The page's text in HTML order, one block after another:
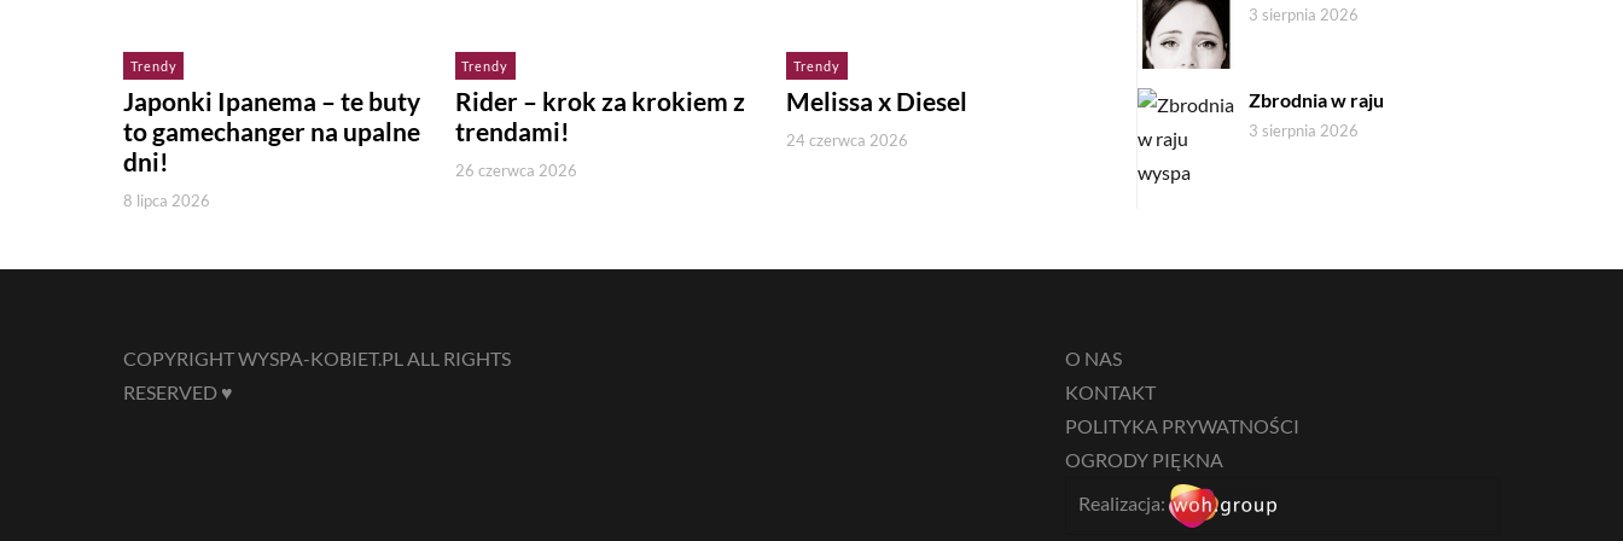
Trendy
Japonki Ipanema – te buty
to gamechanger na upalne
dni!
8 lipca 2026
Trendy
Rider – krok za krokiem z
trendami!
26 czerwca 2026
Trendy
Melissa x Diesel
24 czerwca 2026
3 sierpnia 2026
Zbrodnia w raju
3 sierpnia 2026
COPYRIGHT WYSPA-KOBIET.PL ALL RIGHTS
RESERVED ♥
O NAS
KONTAKT
POLITYKA PRYWATNOŚCI
OGRODY PIĘKNA
Realizacja: